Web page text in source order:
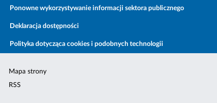
Ponowne wykorzystywanie informacji sektora publicznego
Deklaracja dostępności
Polityka dotycząca cookies i podobnych technologii
Mapa strony
RSS